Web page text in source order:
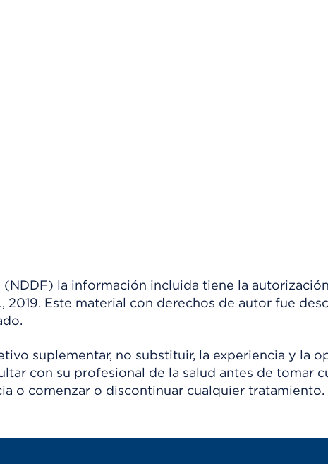
(NDDF) la información incluida tiene la
2019. Este material con derechos de autor fue
suplementar, no substituir, la experiencia y la
con su profesional de la salud antes de tomar
o comenzar o discontinuar cualquier tratamiento.